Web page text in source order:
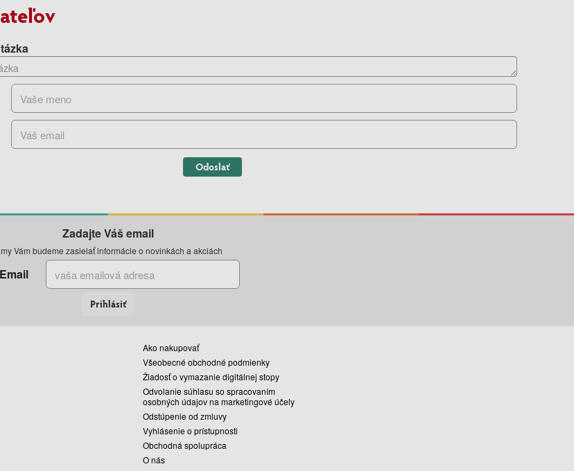
Odoslať
Zadajte Váš email
Vám budeme zasielať informácie o novinkách a akciách
Email
Prihlásiť
Ako nakupovať
Všeobecné obchodné podmienky
Žiadosť o vymazanie digitálnej stopy
Odvolanie súhlasu so spracovaním
osobných údajov na marketingové účely
Odstúpenie od zmluvy
Vyhlásenie o prístupnosti
Obchodná spolupráca
O nás